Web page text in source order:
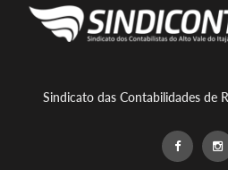
Sindicato das Contabilidades de